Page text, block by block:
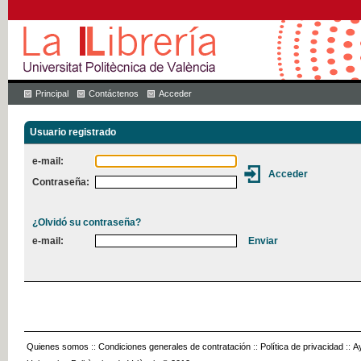
Principal Contáctenos Acceder
Usuario registrado
e-mail:
Contraseña:
¿Olvidó su contraseña?
e-mail:
Quienes somos :: Condiciones generales de contratación :: Política de privacidad ::